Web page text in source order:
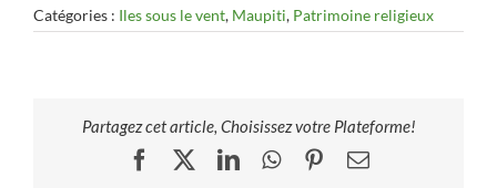
Catégories : Iles sous le vent, Maupiti, Patrimoine religieux
Partagez cet article, Choisissez votre Plateforme!
FacebookLinkedInWhatsApp
Pinterest
Email